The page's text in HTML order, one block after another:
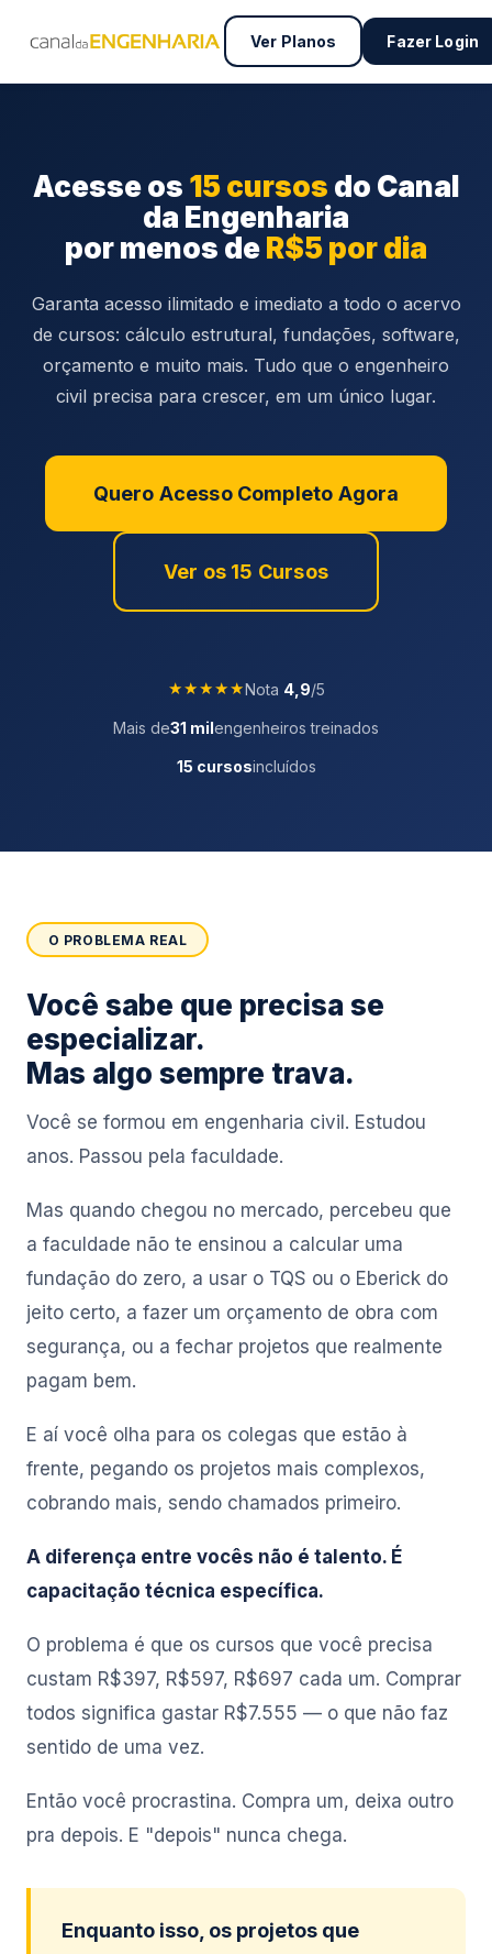
Ver Planos Fazer Login
Acesse os 15 cursos do Canal
da Engenharia
por menos deR$5 por dia
Garanta acesso ilimitado e imediato a todo o acervo
de cursos: cálculo estrutural, fundações, software,
orçamento e muito mais. Tudo que o engenheiro
civil precisa para crescer, em um único lugar.
Quero Acesso Completo Agora
Ver os 15 Cursos
★★★★★Nota 4,9/5
Mais de31 milengenheiros treinados
15 cursosincluídos
O PROBLEMA REAL
Você sabe que precisa se
especializar.
Mas algo sempre trava.
Você se formou em engenharia civil. Estudou
anos. Passou pela faculdade.
Mas quando chegou no mercado, percebeu que
a faculdade não te ensinou a calcular uma
fundação do zero, a usar o TQS ou o Eberick do
jeito certo, a fazer um orçamento de obra com
segurança, ou a fechar projetos que realmente
pagam bem.
E aí você olha para os colegas que estão à
frente, pegando os projetos mais complexos,
cobrando mais, sendo chamados primeiro.
A diferença entre vocês não é talento. É
capacitação técnica específica.
O problema é que os cursos que você precisa
custam R$397, R$597, R$697 cada um. Comprar
todos significa gastar R$7.555 — o que não faz
sentido de uma vez.
Então você procrastina. Compra um, deixa outro
pra depois. E "depois" nunca chega.
Enquanto isso, os projetos que